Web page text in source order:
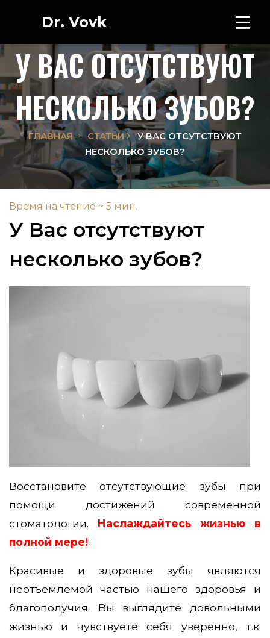
Dr. Vovk
У ВАС ОТСУТСТВУЮТ
НЕСКОЛЬКО ЗУБОВ?
ГЛАВНАЯ СТАТЬИ
У ВАС ОТСУТСТВУЮТ
НЕСКОЛЬКО ЗУБОВ?
Время на чтение ~ 5 мин.
У Вас отсутствуют
несколько зубов?
Восстановите отсутствующие зубы при
помощи достижений современной
стоматологии. Наслаждайтесь жизнью в
полной мере!
Красивые и здоровые зубы являются
неотъемлемой частью нашего здоровья и
благополучия. Вы выглядите довольными
жизнью и чувствуете себя уверенно, т.к.